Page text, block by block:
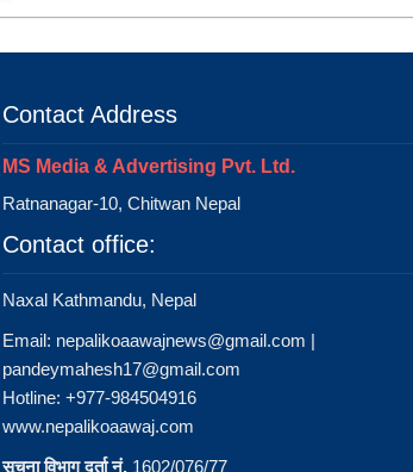
Contact Address
MS Media & Advertising Pvt. Ltd.
Ratnanagar-10, Chitwan Nepal
Contact office:
Naxal Kathmandu, Nepal
Email: nepalikoaawajnews@gmail.com |
pandeymahesh17@gmail.com
Hotline: +977-984504916
www.nepalikoaawaj.com
सूचना विभाग दर्ता नं. 1602/076/77